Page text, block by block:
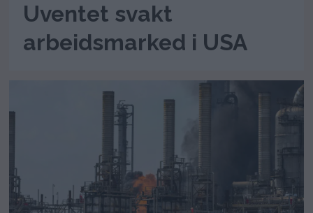
Uventet svakt
arbeidsmarked i USA